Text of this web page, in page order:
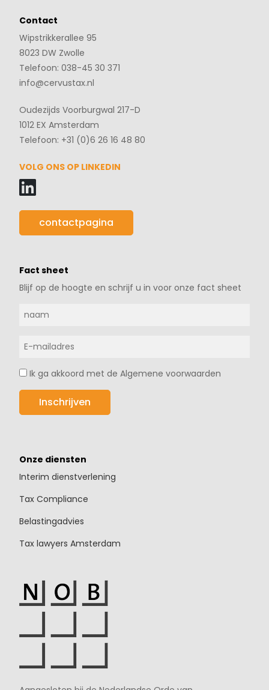
Contact
Wipstrikkerallee 95
8023 DW Zwolle
Telefoon: 038-45 30 371
info@cervustax.nl
Oudezijds Voorburgwal 217-D
1012 EX Amsterdam
Telefoon: +31 (0)6 26 16 48 80
VOLG ONS OP LINKEDIN
contactpagina
Fact sheet
Blijf op de hoogte en schrijf u in voor onze fact sheet
Ik ga akkoord met de Algemene voorwaarden
Onze diensten
Interim dienstverlening
Tax Compliance
Belastingadvies
Tax lawyers Amsterdam